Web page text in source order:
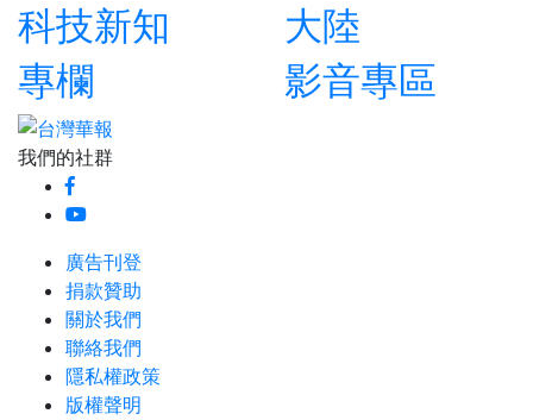
科技新知
大陸
專欄
影音專區
我們的社群
廣告刊登
捐款贊助
關於我們
聯絡我們
隱私權政策
版權聲明